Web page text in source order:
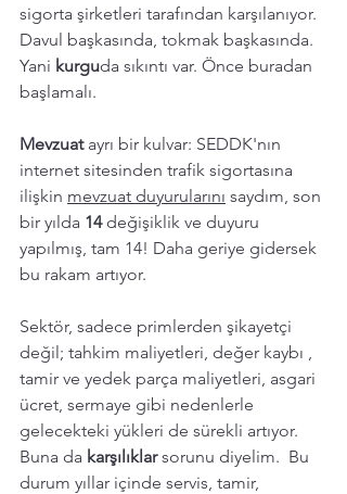
sigorta şirketleri tarafından karşılanıyor.
Davul başkasında, tokmak başkasında.
Yani kurguda sıkıntı var. Önce buradan
başlamalı.
Mevzuat ayrı bir kulvar: SEDDK'nın
internet sitesinden trafik sigortasına
ilişkin mevzuat duyurularını saydım, son
bir yılda 14 değişiklik ve duyuru
yapılmış, tam 14! Daha geriye gidersek
bu rakam artıyor.
Sektör, sadece primlerden şikayetçi
değil; tahkim maliyetleri, değer kaybı ,
tamir ve yedek parça maliyetleri, asgari
ücret, sermaye gibi nedenlerle
gelecekteki yükleri de sürekli artıyor.
Buna da karşılıklar sorunu diyelim.  Bu
durum yıllar içinde servis, tamir,